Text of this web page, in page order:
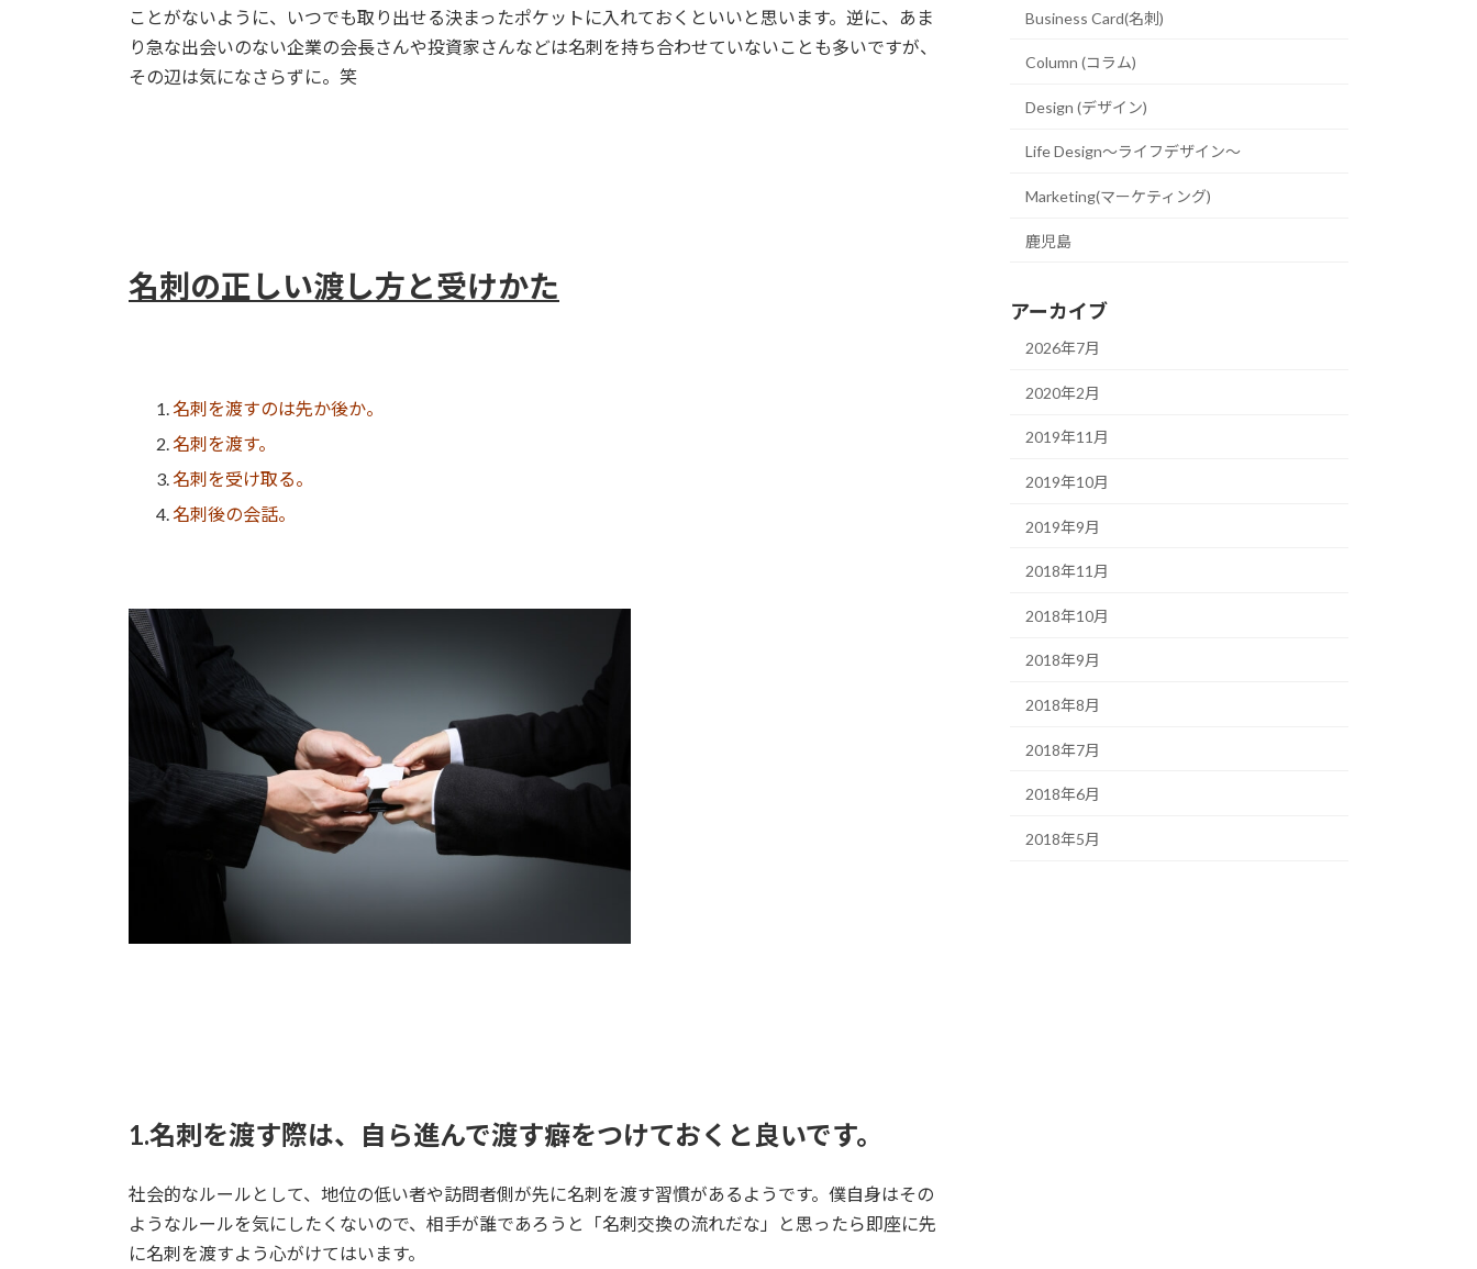
ことがないように、いつでも取り出せる決まったポケットに入れておくといいと思います。逆に、あま
り急な出会いのない企業の会長さんや投資家さんなどは名刺を持ち合わせていないことも多いですが、
その辺は気になさらずに。笑
名刺の正しい渡し方と受けかた
名刺を渡すのは先か後か。
名刺を渡す。
名刺を受け取る。
名刺後の会話。
1.名刺を渡す際は、自ら進んで渡す癖をつけておくと良いです。
社会的なルールとして、地位の低い者や訪問者側が先に名刺を渡す習慣があるようです。僕自身はその
ようなルールを気にしたくないので、相手が誰であろうと「名刺交換の流れだな」と思ったら即座に先
に名刺を渡すよう心がけてはいます。
Business Card(名刺)
Column (コラム)
Design (デザイン)
Life Design〜ライフデザイン〜
Marketing(マーケティング)
鹿児島
アーカイブ
2026年7月
2020年2月
2019年11月
2019年10月
2019年9月
2018年11月
2018年10月
2018年9月
2018年8月
2018年7月
2018年6月
2018年5月